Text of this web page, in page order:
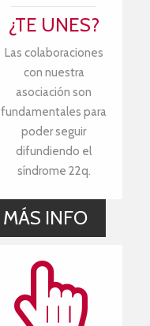
¿TE UNES?
Las colaboraciones
con nuestra
asociación son
fundamentales para
poder seguir
difundiendo el
síndrome 22q.
MÁS INFO